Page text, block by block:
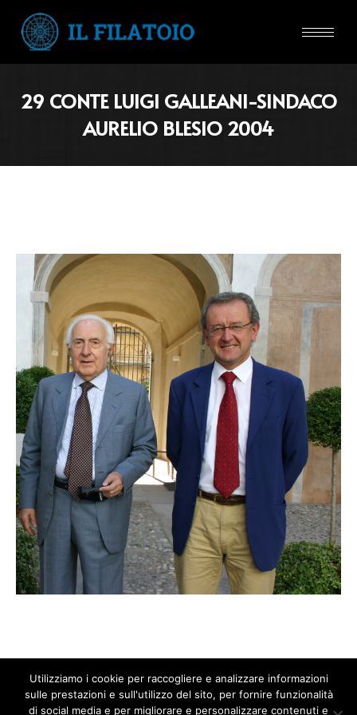
29 CONTE LUIGI GALLEANI-SINDACO
AURELIO BLESIO 2004
Utilizziamo i cookie per raccogliere e analizzare informazioni
sulle prestazioni e sull'utilizzo del sito, per fornire funzionalità
di social media e per migliorare e personalizzare contenuti e